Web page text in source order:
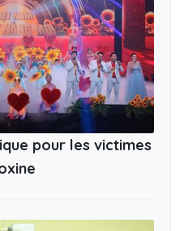
pour les victimes